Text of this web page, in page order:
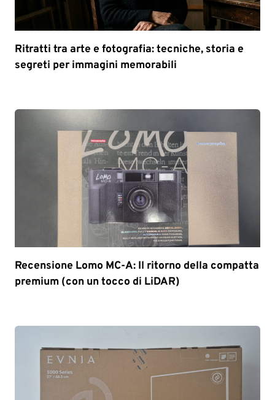
Ritratti tra arte e fotografia: tecniche, storia e
segreti per immagini memorabili
Recensione Lomo MC-A: Il ritorno della compatta
premium (con un tocco di LiDAR)